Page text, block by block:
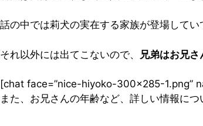
話の中では莉犬の実在する家族が登場してい
それ以外には出てこないので、 兄弟はお兄さ
[chat face=”nice-hiyoko-300×285-1.png”
また、お兄さんの年齢など、詳しい情報につ